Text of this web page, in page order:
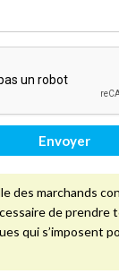
Envoyer
des marchands
de prendre
qui s’imposent